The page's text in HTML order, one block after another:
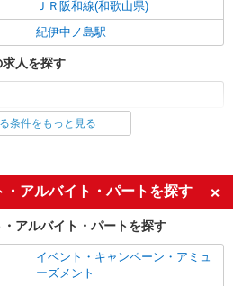
センター和歌山北島
テイ／介護職／PMのみ
円〜1,206円 ※経験・能力・資格等
律処遇改善加算含む 〇時間外勤務手当
反表彰金 〇年末年始勤務手当 〇早朝
夜間18:00〜20:00は時給25％UP
歌山県和歌山市北島325-25
センター和歌山北島
円〜1,206円 ※経験・能力・資格等
律処遇改善加算含む 〇時間外勤務手当
ＪＲ阪和線(和歌山県)
紀伊中ノ島駅
人を探す
駅の求人を探す
人を探す
職場見学OKまたは説明会あり
経験者・有資格者歓迎
フリーター歓迎
条件をもっと見る
・アルバイト・パートを探す
アルバイト・パートを探す
イベント・キャンペーン・アミュ
ーズメント